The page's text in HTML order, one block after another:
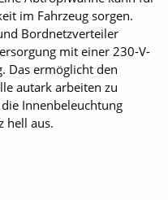
im Fahrzeug sorgen.
Bordnetzverteiler
mit einer 230-V-
Das ermöglicht den
autark arbeiten zu
Innenbeleuchtung
hell aus.